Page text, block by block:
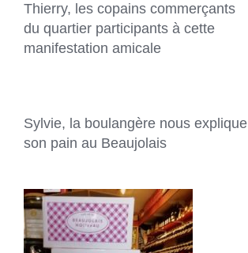
Thierry, les copains commerçants
du quartier participants à cette
manifestation amicale
Sylvie, la boulangère nous explique
son pain au Beaujolais